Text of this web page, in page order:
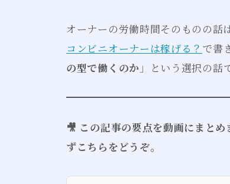
オーナーの労働時間そのものの話
コンビニオーナーは稼げる？ で書
の型で働くのか 」という選択の話
🎥 この記事の要点を動画にまと
ずこちらをどうぞ。